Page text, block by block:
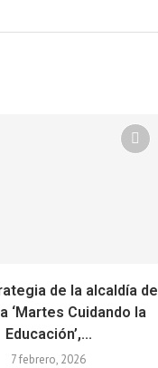
de la alcaldía de
‘Martes Cuidando la
Educación’,...
7 febrero, 2026